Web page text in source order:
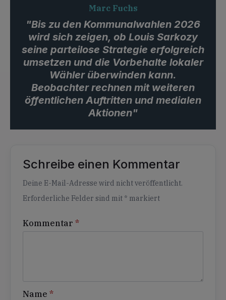
Marc Fuchs
"Bis zu den Kommunalwahlen 2026
wird sich zeigen, ob Louis Sarkozy
seine parteilose Strategie erfolgreich
umsetzen und die Vorbehalte lokaler
Wähler überwinden kann.
Beobachter rechnen mit weiteren
öffentlichen Auftritten und medialen
Aktionen"
Schreibe einen Kommentar
Deine E-Mail-Adresse wird nicht veröffentlicht.
Erforderliche Felder sind mit * markiert
Kommentar *
Name *
Alternative: